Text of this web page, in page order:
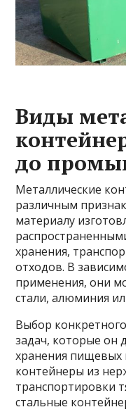
Виды
до
Металлические
различным
материалу
хранения,
отходов. В
применения, они
стали, алюминия
Выбор
задач, которые он
хранения пищевых
контейнеры из
транспортировки
стальные